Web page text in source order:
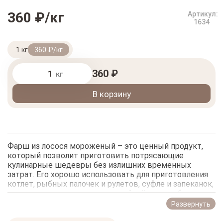
360 ₽/кг
Артикул:
1634
1 кг 360 ₽/кг
кг 360 ₽
В корзину
Фарш из лосося мороженый – это ценный продукт,
который позволит приготовить потрясающие
кулинарные шедевры без излишних временных
затрат. Его хорошо использовать для приготовления
котлет, рыбных палочек и рулетов, суфле и запеканок,
расстегаев, японских пельменей «гёдза», рыбного
торта, тартара из лосося, в качестве начинки для
пирогов и многого другого. Продукт имеет приятную
Развернуть